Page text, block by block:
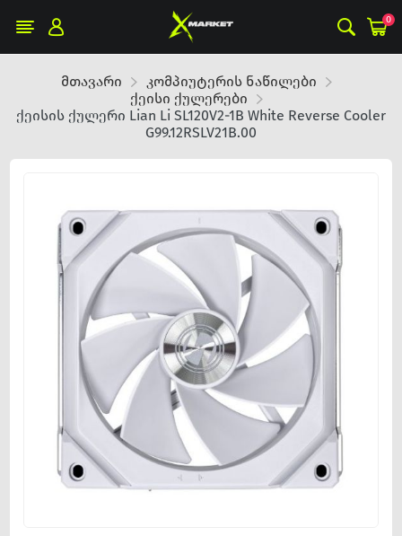
0
მთავარი
კომპიუტერის ნაწილები
ქეისი ქულერები
ქეისის ქულერი Lian Li SL120V2-1B White Reverse Cooler
G99.12RSLV21B.00